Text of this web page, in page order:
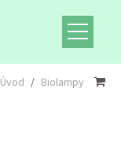
Úvod / Biolampy